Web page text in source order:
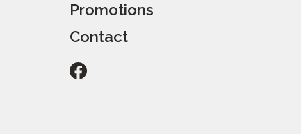
Promotions
Contact